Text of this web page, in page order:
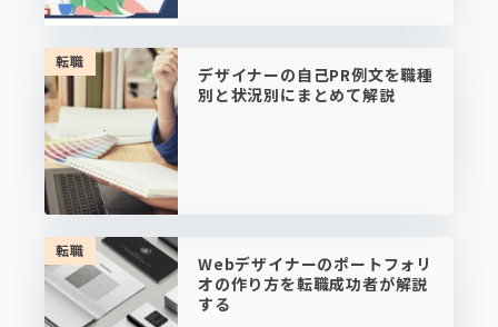
転職
デザイナーの自己PR例文を職種
別と状況別にまとめて解説
転職
Webデザイナーのポートフォリ
オの作り方を転職成功者が解説
する